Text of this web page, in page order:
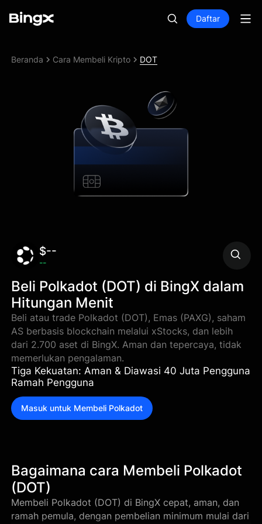
Daftar
Beranda Cara Membeli Kripto DOT
$--
--
Beli Polkadot (DOT) di BingX dalam
Hitungan Menit
Beli atau trade Polkadot (DOT), Emas (PAXG), saham
AS berbasis blockchain melalui xStocks, dan lebih
dari 2.700 aset di BingX. Aman dan tepercaya, tidak
memerlukan pengalaman.
Tiga Kekuatan: Aman & Diawasi 40 Juta Pengguna
Ramah Pengguna
Masuk untuk Membeli Polkadot
Bagaimana cara Membeli Polkadot
(DOT)
Membeli Polkadot (DOT) di BingX cepat, aman, dan
ramah pemula, dengan pembelian minimum mulai dari